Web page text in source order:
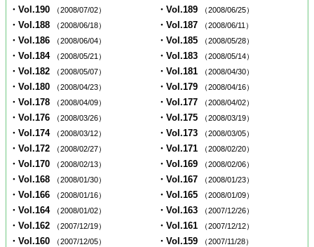
・Vol.190 （2008/07/02） ・Vol.189 （2008/06/25）
・Vol.188 （2008/06/18） ・Vol.187 （2008/06/11）
・Vol.186 （2008/06/04） ・Vol.185 （2008/05/28）
・Vol.184 （2008/05/21） ・Vol.183 （2008/05/14）
・Vol.182 （2008/05/07） ・Vol.181 （2008/04/30）
・Vol.180 （2008/04/23） ・Vol.179 （2008/04/16）
・Vol.178 （2008/04/09） ・Vol.177 （2008/04/02）
・Vol.176 （2008/03/26） ・Vol.175 （2008/03/19）
・Vol.174 （2008/03/12） ・Vol.173 （2008/03/05）
・Vol.172 （2008/02/27） ・Vol.171 （2008/02/20）
・Vol.170 （2008/02/13） ・Vol.169 （2008/02/06）
・Vol.168 （2008/01/30） ・Vol.167 （2008/01/23）
・Vol.166 （2008/01/16） ・Vol.165 （2008/01/09）
・Vol.164 （2008/01/02） ・Vol.163 （2007/12/26）
・Vol.162 （2007/12/19） ・Vol.161 （2007/12/12）
・Vol.160 （2007/12/05） ・Vol.159 （2007/11/28）